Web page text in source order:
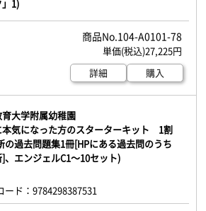
1)
104-A0101-78
27,225円
詳細
購入
大学附属幼稚園
本気になった方のスターターキット 1割
の過去問題集1冊[HPにある過去問のうち
、エンジェルC1～10セット)
ード：9784298387531